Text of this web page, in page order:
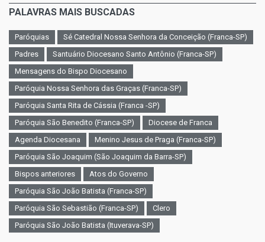
PALAVRAS MAIS BUSCADAS
Paróquias
Sé Catedral Nossa Senhora da Conceição (Franca-SP)
Padres
Santuário Diocesano Santo Antônio (Franca-SP)
Mensagens do Bispo Diocesano
Paróquia Nossa Senhora das Graças (Franca-SP)
Paróquia Santa Rita de Cássia (Franca -SP)
Paróquia São Benedito (Franca-SP)
Diocese de Franca
Agenda Diocesana
Menino Jesus de Praga (Franca-SP)
Paróquia São Joaquim (São Joaquim da Barra-SP)
Bispos anteriores
Atos do Governo
Paróquia São João Batista (Franca-SP)
Paróquia São Sebastião (Franca-SP)
Clero
Paróquia São João Batista (Ituverava-SP)